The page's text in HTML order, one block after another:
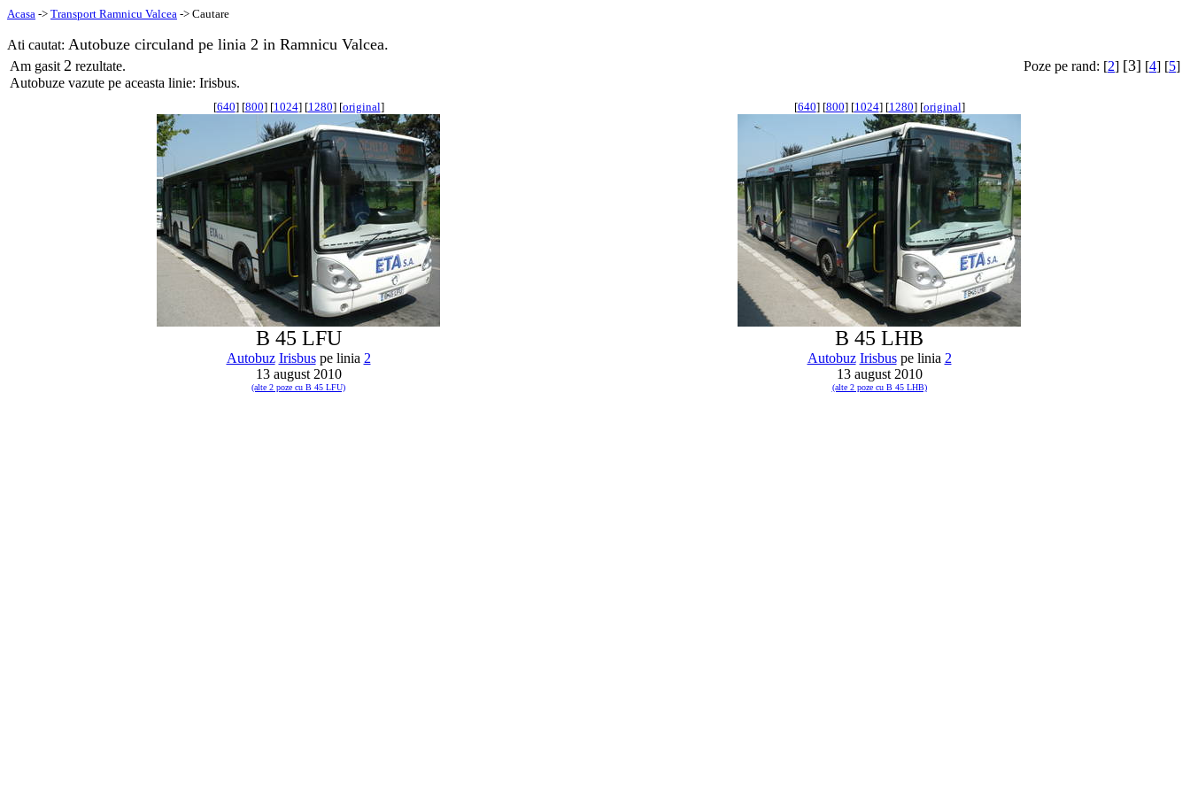
Acasa -> Transport Ramnicu Valcea -> Cautare
Ati cautat: Autobuze circuland pe linia 2 in Ramnicu Valcea.
Am gasit 2 rezultate.
Autobuze vazute pe aceasta linie: Irisbus.
Poze pe rand: [2] [3] [4] [5]
[640] [800] [1024] [1280] [original]
B 45 LFU
Autobuz Irisbuspe linia 2
13 august 2010
(alte 2 poze cu B 45 LFU)
[640] [800] [1024] [1280] [original]
B 45 LHB
Autobuz Irisbuspe linia 2
13 august 2010
(alte 2 poze cu B 45 LHB)